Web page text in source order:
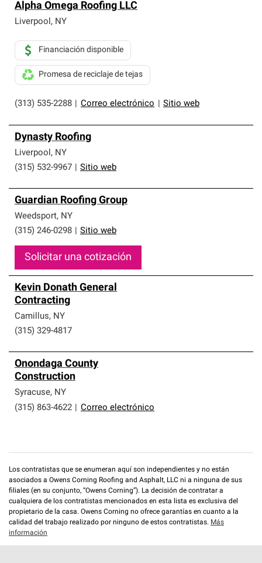
Alpha Omega Roofing LLC
Liverpool, NY
(313) 535-2288 Correo electrónico Sitio web
Financiación disponible
Promesa de reciclaje de tejas
Dynasty Roofing
Liverpool, NY
(315) 532-9967
Sitio web
Guardian Roofing Group
Weedsport, NY
(315) 246-0298
Sitio web
Solicitar una cotización
Kevin Donath General
Contracting
Camillus, NY
(315) 329-4817
Onondaga County
Construction
Syracuse, NY
(315) 863-4622
Correo electrónico
Los contratistas que se enumeran aquí son independientes y no están
asociados a Owens Corning Roofing and Asphalt, LLC ni a ninguna de sus
filiales (en su conjunto, “Owens Corning”). La decisión de contratar a
cualquiera de los contratistas mencionados en esta lista es exclusiva del
propietario de la casa. Owens Corning no ofrece garantías en cuanto a la
calidad del trabajo realizado por ninguno de estos contratistas. Más
información